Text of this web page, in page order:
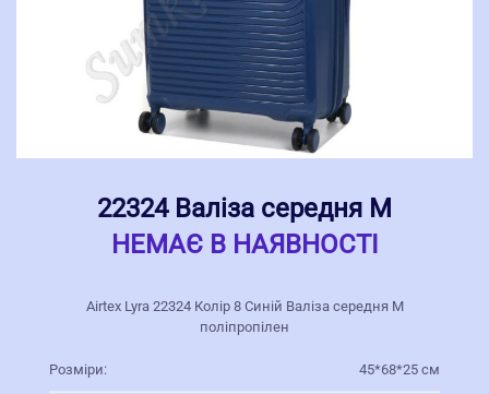
22324 Валіза середня M
НЕМАЄ В НАЯВНОСТІ
Airtex Lyra 22324 Колір 8 Синій Валіза середня M
поліпропілен
Розміри: 45*68*25 см